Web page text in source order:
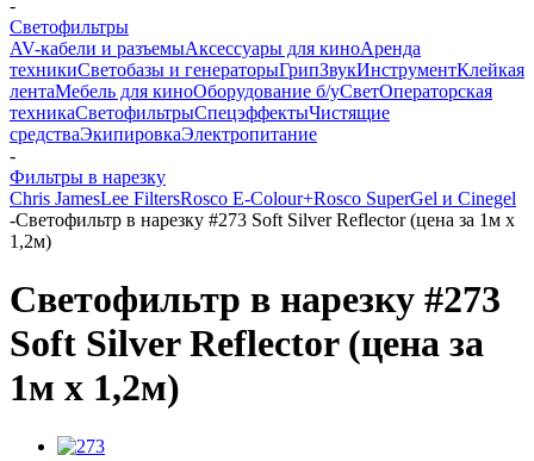
-
Светофильтры
AV-кабели и разъемыАксессуары для киноАренда
техникиСветобазы и генераторыГрипЗвукИнструментКлейкая
лентаМебель для киноОборудование б/уСветОператорская
техникаСветофильтрыСпецэффектыЧистящие
средстваЭкипировкаЭлектропитание
-
Фильтры в нарезку
Chris JamesLee FiltersRosco E-Colour+Rosco SuperGel и Cinegel
-Светофильтр в нарезку #273 Soft Silver Reflector (цена за 1м х
1,2м)
Светофильтр в нарезку #273
Soft Silver Reflector (цена за
1м х 1,2м)